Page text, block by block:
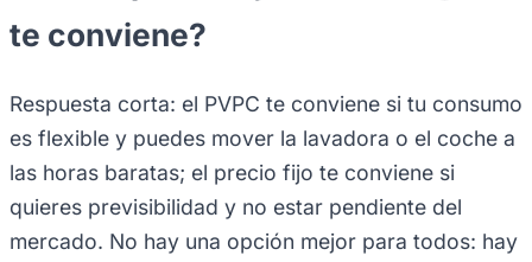
te conviene?
Respuesta corta: el PVPC te conviene si tu consumo
es flexible y puedes mover la lavadora o el coche a
las horas baratas; el precio fijo te conviene si
quieres previsibilidad y no estar pendiente del
mercado. No hay una opción mejor para todos: hay